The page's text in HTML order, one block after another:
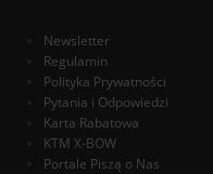
Newsletter
Regulamin
Polityka Prywatności
Pytania i Odpowiedzi
Karta Rabatowa
KTM X-BOW
Portale Piszą o Nas